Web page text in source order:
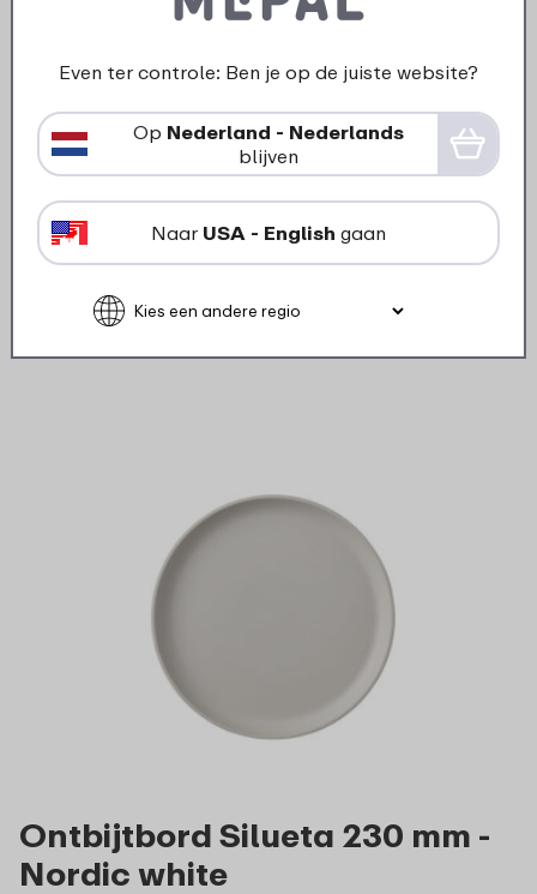
Plat bord Silueta 260 mm -
949
›
Ontbijtbord Silueta 230 mm -
Nordic white
Even ter controle: Ben je op de juiste website?
Op Nederland - Nederlands
blijven
Naar USA - English gaan